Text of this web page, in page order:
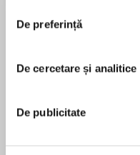
De preferință
De cercetare și analitice
De publicitate
În „Pelerinul rus”,